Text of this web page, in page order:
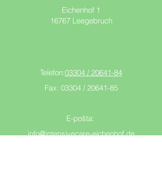
Eichenhof 1
16767 Leegebruch
Telefon:03304 / 20641-84
Fax: 03304 / 20641-85
E-pošta:
info@intensivecare-eichenhof.de